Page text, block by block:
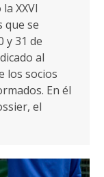
XXVI
que se
y 31 de
al
los socios
En él
el